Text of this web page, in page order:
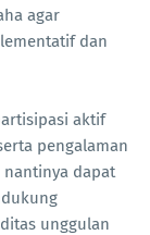
agar
dan
aktif
pengalaman
dapat
unggulan